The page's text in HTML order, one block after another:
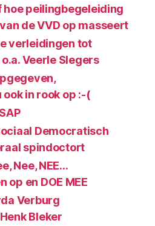
hoe peilingbegeleiding
de VVD op masseert
verleidingen tot
Veerle Slegers
ook in rook op :-(
Democratisch
spindoctort
Nee, NEE…
op en DOE MEE
Verburg
Bleker